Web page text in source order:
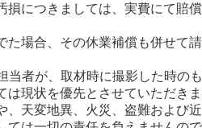
につきましては、実費にて賠
場合、その休業補償も併せて
者が、取材時に撮影した時の
現状を優先とさせていただきま
天変地異、火災、盗難および